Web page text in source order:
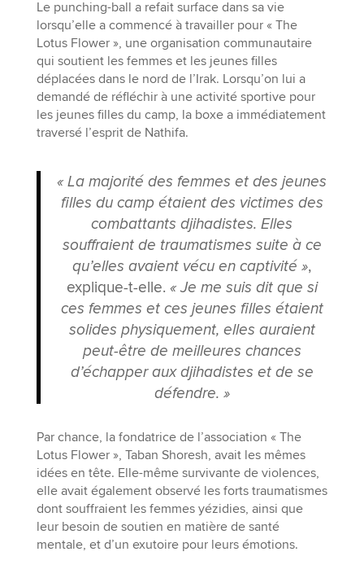
Le punching-ball a refait surface dans sa vie
lorsqu’elle a commencé à travailler pour « The
Lotus Flower », une organisation communautaire
qui soutient les femmes et les jeunes filles
déplacées dans le nord de l’Irak. Lorsqu’on lui a
demandé de réfléchir à une activité sportive pour
les jeunes filles du camp, la boxe a immédiatement
traversé l’esprit de Nathifa.
« La majorité des femmes et des jeunes
filles du camp étaient des victimes des
combattants djihadistes. Elles
souffraient de traumatismes suite à ce
qu’elles avaient vécu en captivité »,
explique-t-elle. « Je me suis dit que si
ces femmes et ces jeunes filles étaient
solides physiquement, elles auraient
peut-être de meilleures chances
d’échapper aux djihadistes et de se
défendre. »
Par chance, la fondatrice de l’association « The
Lotus Flower », Taban Shoresh, avait les mêmes
idées en tête. Elle-même survivante de violences,
elle avait également observé les forts traumatismes
dont souffraient les femmes yézidies, ainsi que
leur besoin de soutien en matière de santé
mentale, et d’un exutoire pour leurs émotions.